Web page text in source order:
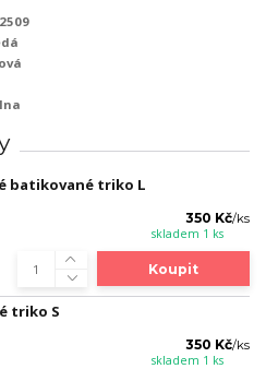
batikované triko L
350 Kč/ks
skladem 1 ks
Koupit
triko S
350 Kč/ks
skladem 1 ks